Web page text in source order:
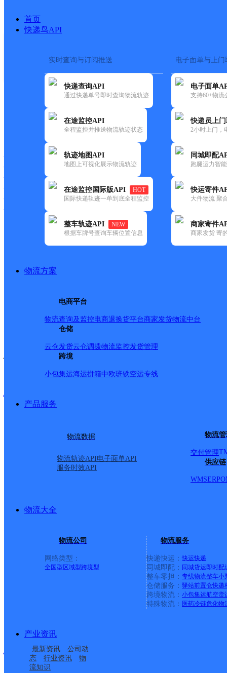
首页
快递鸟API
实时查询与订阅推送
快递查询API
通过快递单号即时查询物流轨迹
在途监控API
全程监控并推送物流轨迹状态
轨迹地图API
地图上可视化展示物流轨迹
在途监控国际版API
HOT
国际快递轨迹一单到底全程监控
整车轨迹API
NEW
根据车牌号查询车辆位置信息
电子面单与上门
电子面单
支持60+物流
快递员上
2小时上门，
同城即配
跑腿运力智
快运寄件
大件物流 聚
商家寄件
商家发货 寄
物流方案
电商平台
物流查询及监控电商退换货平台商家发货物流中台
仓储
云仓发货云仓调拨物流监控发货管理
跨境
小包集运海运拼箱中欧班铁空运专线
产品服务
物流数据
物流轨迹API电子面单API
服务时效API
物流
交付管理
供应链
WMSERP
物流大全
物流公司
网络类型：
全国型 区域型跨境型
物流服务
快递快运： 快运快递
同城即配： 同城货运即时配
整车零担： 专线物流整车小
仓储服务： 驿站前置仓快递
跨境物流： 小包集运航空货
特殊物流： 医药冷链危化物
产业资讯
最新资讯
公司动
态
行业资讯
物
流知识
快递大全> 快递网
快运大全 快递时效
网点筛选
韵达速递(34) 宅急送(2) 中通快递(24)
保德县(31)
忻州市,快递网点
忻州保德县网点
极兔速递 更多号码
地址
郭家滩村19号
顺丰速运 更多号码地址
忻州市定襄县晋昌营业点